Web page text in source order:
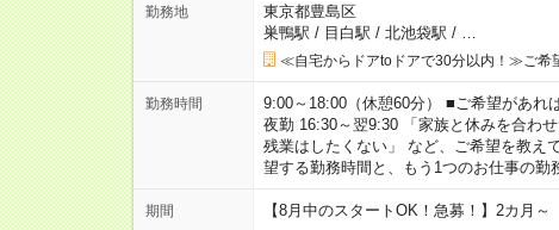
勤務地
東京都豊島区
巣鴨駅 / 目白駅 / 北池袋駅 /
≪自宅からドアtoドアで30分以内！≫ご希
勤務時間
9:00～18:00（休憩60分） ■ご希望があれ
夜勤 16:30～翌9:30 「家族と休みを合わ
残業はしたくない」 など、ご希望を教
望する勤務時間と、もう1つのお仕事の勤
期間 【8月中のスタートOK！急募！】2カ月